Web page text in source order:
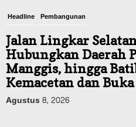
Headline Pembangunan
Jalan Lingkar
Hubungkan Daerah
Manggis, hingga
Kemacetan dan
Agustus 8, 2026